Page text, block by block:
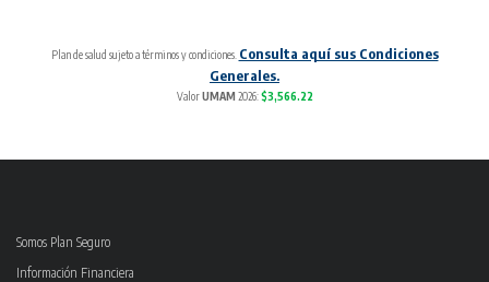
Plan de salud sujeto a términos y condiciones. Consulta aquí sus Condiciones
Generales.
ValorUMAM 2026:$3,566.22
Somos Plan Seguro
Información Financiera